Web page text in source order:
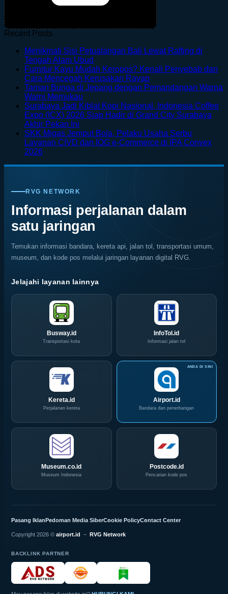
Recent Posts
Menikmati Sisi Petualangan Bali Lewat Rafting di
Tengah Alam Ubud
Comments
on
Menikmati
Petualangan
Bali
Rafting
di
Ubud
Furnitur Kayu Mudah Keropos? Kenali Penyebab dan
Cara Mencegah Kerusakan RayapNo
Comments
Furnitur
Kayu
Keropos?
Kenali
Cara
Taman Bunga di Jepang dengan Pemandangan Warna
Warni Memukau
Comments
on
Bunga
di
Pemandangan
Surabaya Jadi Kiblat Kopi Nasional, Indonesia Coffee
Expo (ICX) 2026 Siap Hadir di Grand City Surabaya
Akhir Pekan Ini
Comments
on
Kiblat
Nasional,
Indonesia
Coffee
Expo
(ICX)
2026
Siap
Hadir
di
City
Surabaya
Akhir
SKK Migas Jemput Bola, Pelaku Usaha Serbu
Layanan CIVD dan IOG e-Commerce di IPA Convex
2026No
on
Migas
Jemput
Bola,
Pelaku
Usaha
Serbu
Layanan
CIVD
dan
e-
Commerce
di
IPA
Convex
2026
RVG NETWORK
Informasi perjalanan dalam
satu jaringan
Temukan informasi bandara, kereta api, jalan tol, transportasi umum,
museum, dan kode pos melalui jaringan layanan digital RVG.
Jelajahi layanan lainnya
Busway.id
Transportasi kota
InfoTol.id
Informasi jalan tol
Kereta.id
Perjalanan kereta
Airport.id
Bandara dan penerbangan
Museum.co.id
Museum Indonesia
Postcode.id
Pencarian kode pos
Pasang IklanPedoman Media SiberCookie PolicyContact Center
Copyright 2026 © airport.id – RVG Network
BACKLINK PARTNER